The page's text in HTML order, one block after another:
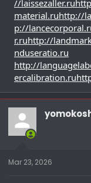
//laissezaller.ru
material.ruhttp://
p://
r.ruhttp://
nduseratio.ru
http://
ercalibration.ru
Mar 23, 2026